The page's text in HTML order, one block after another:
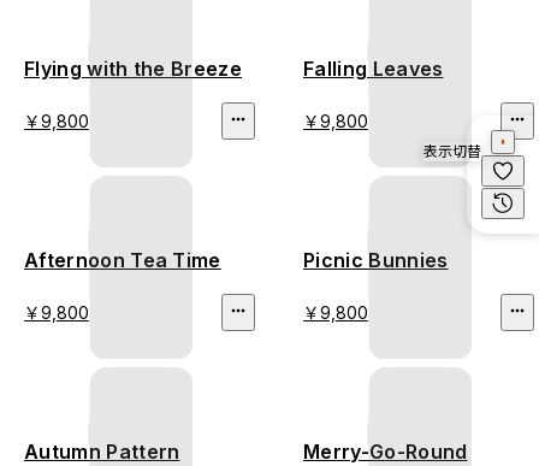
Flying with the Breeze
￥9,800
Falling Leaves
￥9,800
Afternoon Tea Time
￥9,800
Picnic Bunnies
￥9,800
Autumn Pattern Merry-Go-Round
表示切替